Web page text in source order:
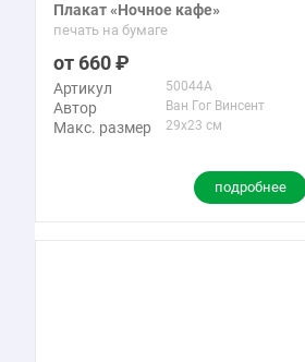
Плакат «Ночное кафе»
печать на бумаге
660
Артикул 50044A
Автор Ван Гог Винсент
Макс. размер 29x23 см
подробнее